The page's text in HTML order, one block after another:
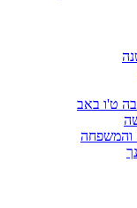
ט'ו באב
והמשפחה